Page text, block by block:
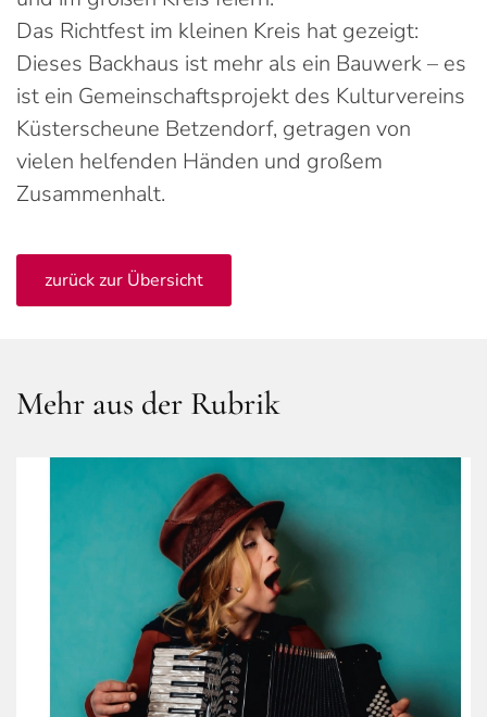
Das Richtfest im kleinen Kreis hat gezeigt:
Dieses Backhaus ist mehr als ein Bauwerk – es
ist ein Gemeinschaftsprojekt des Kulturvereins
Küsterscheune Betzendorf, getragen von
vielen helfenden Händen und großem
Zusammenhalt.
zurück zur Übersicht
Mehr aus der Rubrik